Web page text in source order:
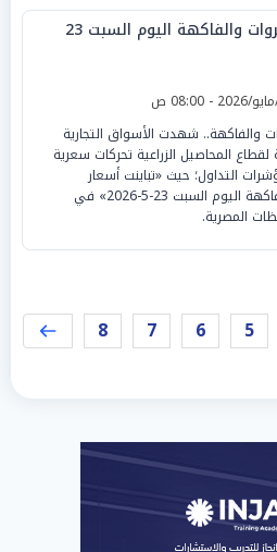
أسعار الخضروات والفاكهة اليوم السبت 23
والفاكهة.. شهدت الأسواق التجارية
لقطاع المحاصيل الزراعية تحركات سعرية
التداول؛ حيث «تباينت أسعار
الخضروات والفاكهة اليوم السبت 23-5-2026» في
المصرية.
5
6
7
8